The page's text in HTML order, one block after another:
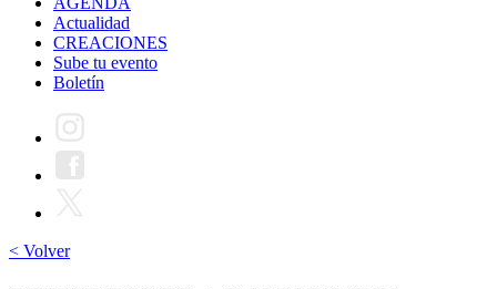
Actualidad
CREACIONES
Sube tu evento
Boletín
< Volver